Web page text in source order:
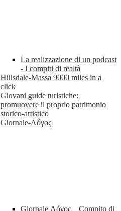
La realizzazione di un podcast
- I compiti di realtà
Hillsdale-Massa 9000 miles in a
click
Giovani guide turistiche:
promuovere il proprio patrimonio
storico-artistico
Giornale-Λóγος
Giornale Λóγος _ Compito di